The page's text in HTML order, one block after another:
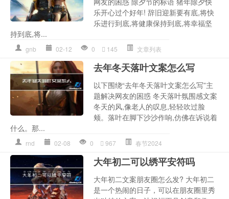
乐开心过个好年! 辞旧迎新要有底,将快
乐进行到底,将健康保持到底,将幸福坚
持到底,将...
gnb 02-12 0 145 文章列表
去年冬天落叶文案怎么写
以下围绕“去年冬天落叶文案怎么写”主
题解决网友的困惑 冬天落叶氛围感文案
冬天的风,像老人的叹息,轻轻吹过脸
颊。落叶在脚下沙沙作响,仿佛在诉说着
什么。那...
rnd 02-08 0 967 春节2024
大年初二可以绣平安符吗
大年初二文案朋友圈怎么发? 大年初二
是一个热闹的日子，可以在朋友圈里秀